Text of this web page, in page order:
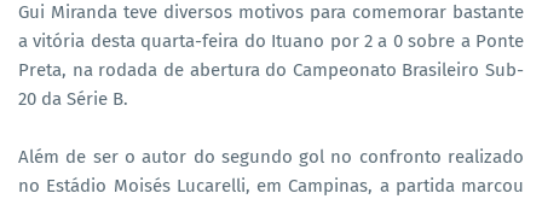
Gui Miranda teve diversos motivos para comemorar bastante
a vitória desta quarta-feira do Ituano por 2 a 0 sobre a Ponte
Preta, na rodada de abertura do Campeonato Brasileiro Sub-
20 da Série B.
Além de ser o autor do segundo gol no confronto realizado
no Estádio Moisés Lucarelli, em Campinas, a partida marcou